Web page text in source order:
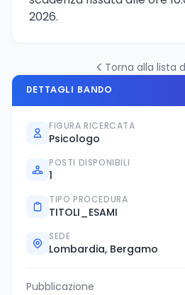
2026.
Torna alla lista
DETTAGLI BANDO
FIGURA RICERCATA
Psicologo
POSTI DISPONIBILI
1
TIPO PROCEDURA
TITOLI_ESAMI
SEDE
Lombardia, Bergamo
Pubblicazione